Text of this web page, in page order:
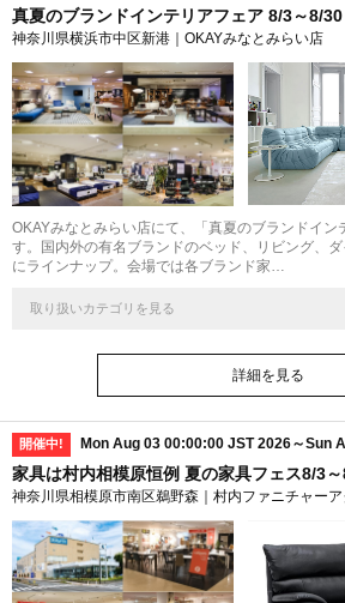
真夏のブランドインテリアフェア 8/3～8/30
神奈川県横浜市中区新港｜OKAYみなとみらい店
OKAYみなとみらい店にて、「真夏のブランドイン
す。国内外の有名ブランドのベッド、リビング、
にラインナップ。会場では各ブランド家…
取り扱いカテゴリを見る
詳細を見る
開催中! Mon Aug 03 00:00:00 JST 2026～Sun
家具は村内相模原恒例 夏の家具フェス8/3
神奈川県相模原市南区鵜野森｜村内ファニチャー